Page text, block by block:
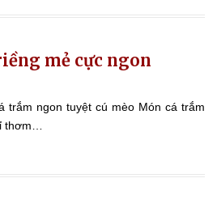
mẻ cực ngon
trắm ngon tuyệt cú mèo Món cá trắm
thơm…